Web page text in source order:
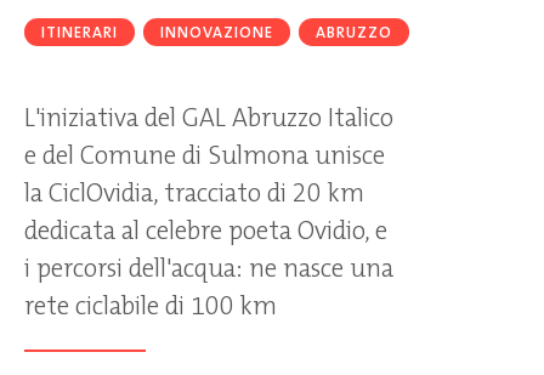
ITINERARI INNOVAZIONE ABRUZZO
L'iniziativa del GAL Abruzzo Italico
e del Comune di Sulmona unisce
la CiclOvidia, tracciato di 20 km
dedicata al celebre poeta Ovidio, e
i percorsi dell'acqua: ne nasce una
rete ciclabile di 100 km